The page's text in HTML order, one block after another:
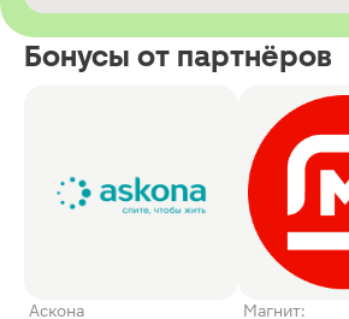
Бонусы от партнёров
Аскона Магнит: